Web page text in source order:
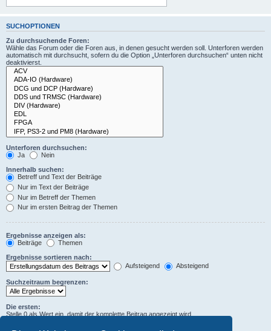
SUCHOPTIONEN
Zu durchsuchende Foren:
Wähle das Forum oder die Foren aus, in denen gesucht werden soll. Unterforen werden
automatisch mit durchsucht, sofern du die Option „Unterforen durchsuchen“ unten nicht
deaktivierst.
Unterforen durchsuchen:
Ja
Nein
Innerhalb suchen:
Betreff und Text der Beiträge
Nur im Text der Beiträge
Nur im Betreff der Themen
Nur im ersten Beitrag der Themen
Ergebnisse anzeigen als:
Beiträge
Themen
Ergebnisse sortieren nach:
Aufsteigend
Absteigend
Suchzeitraum begrenzen:
Die ersten:
Stelle 0 als Wert ein, damit der komplette Beitrag angezeigt wird.